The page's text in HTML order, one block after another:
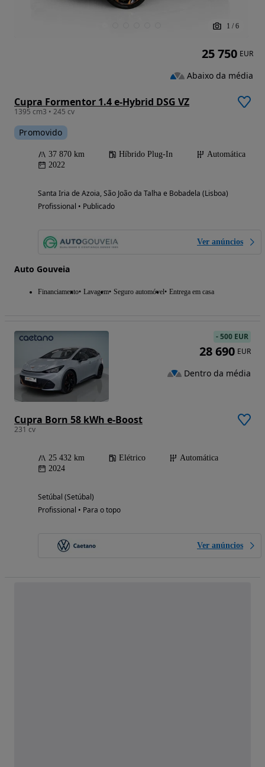
1 / 6
Cupra Formentor 1.4 e-Hybrid DSG VZ
1395 cm3 • 245 cv
Promovido
37 870 km Híbrido Plug-In
Automática
2022
Santa Iria de Azoia, São João da Talha e Bobadela (Lisboa)
Profissional • Publicado
Ver anúncios
Auto Gouveia
Financiamento Lavagem Seguro automóvel Entrega em casa
25 750 EUR
Abaixo da média
Cupra Born 58 kWh e-Boost
231 cv
25 432 km Elétrico
Automática
2024
Setúbal (Setúbal)
Profissional • Para o topo
Ver anúncios
-500 EUR
28 690 EUR
Dentro da média